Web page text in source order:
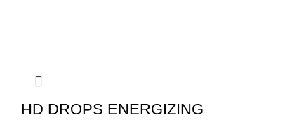
HD DROPS ENERGIZING